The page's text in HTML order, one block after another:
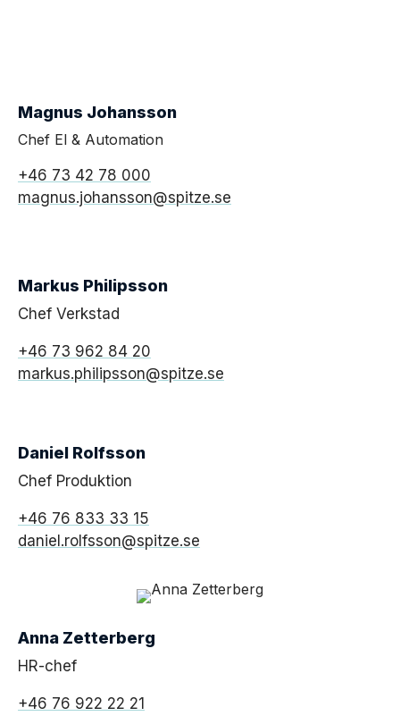
Magnus Johansson
Chef El & Automation
+46 73 42 78 000
magnus.johansson@spitze.se
Markus Philipsson
Chef Verkstad
+46 73 962 84 20
markus.philipsson@spitze.se
Daniel Rolfsson
Chef Produktion
+46 76 833 33 15
daniel.rolfsson@spitze.se
Anna Zetterberg
HR-chef
+46 76 922 22 21